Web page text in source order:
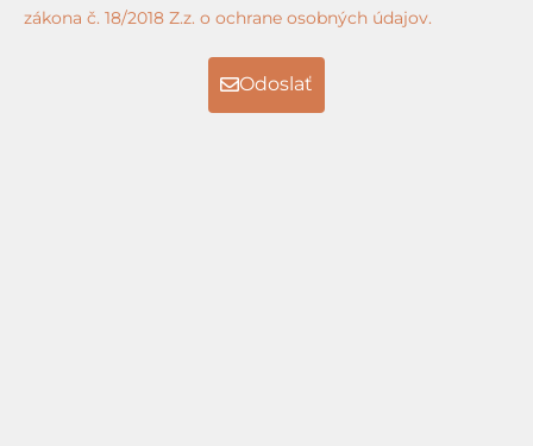
zákona č. 18/2018 Z.z. o ochrane osobných údajov.
Odoslať